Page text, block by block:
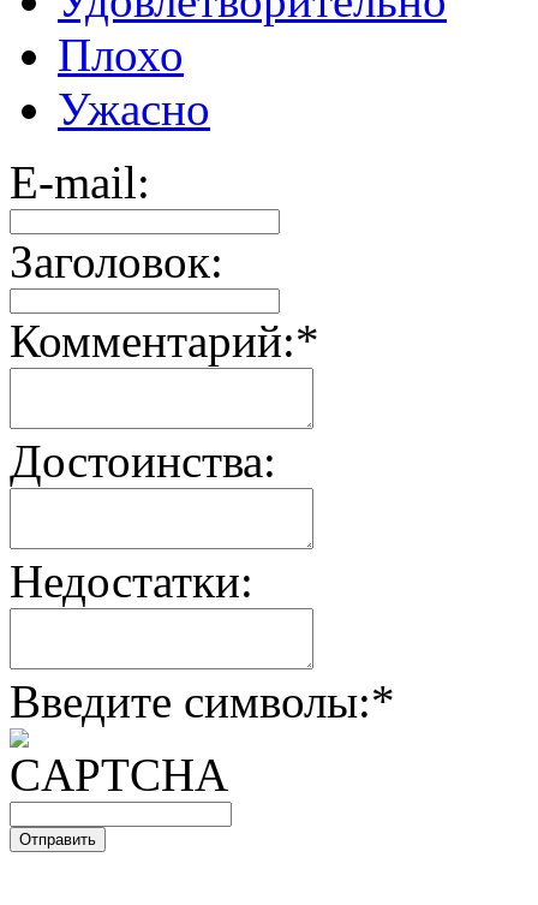
Плохо
Ужасно
E-mail:
Заголовок:
Комментарий:*
Достоинства:
Недостатки:
Введите символы:*